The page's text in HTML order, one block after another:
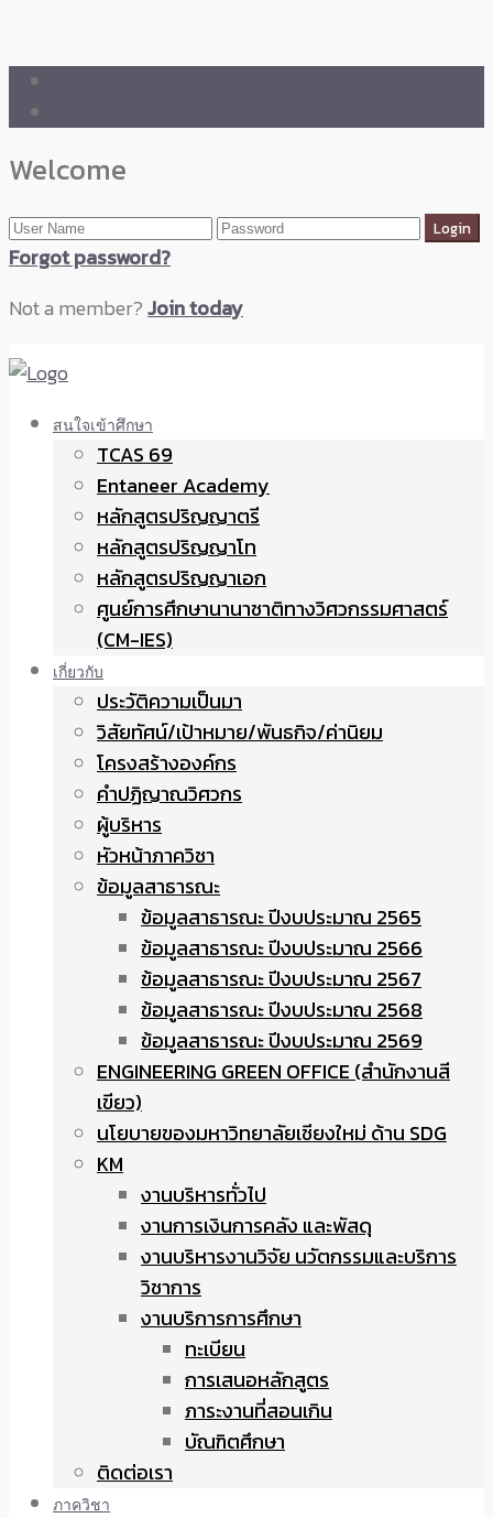
Welcome
Forgot password?
Not a member?Join today
สนใจเข้าศึกษา
TCAS 69
Entaneer Academy
หลักสูตรปริญญาตรี
หลักสูตรปริญญาโท
หลักสูตรปริญญาเอก
ศูนย์การศึกษานานาชาติทางวิศวกรรมศาสตร์
(CM-IES)
เกี่ยวกับ
ประวัติความเป็นมา
วิสัยทัศน์/เป้าหมาย/พันธกิจ/ค่านิยม
โครงสร้างองค์กร
คำปฏิญาณวิศวกร
ผู้บริหาร
หัวหน้าภาควิชา
ข้อมูลสาธารณะ
ข้อมูลสาธารณะ ปีงบประมาณ 2565
ข้อมูลสาธารณะ ปีงบประมาณ 2566
ข้อมูลสาธารณะ ปีงบประมาณ 2567
ข้อมูลสาธารณะ ปีงบประมาณ 2568
ข้อมูลสาธารณะ ปีงบประมาณ 2569
ENGINEERING GREEN OFFICE (สำนักงานสี
เขียว)
นโยบายของมหาวิทยาลัยเชียงใหม่ ด้าน SDG
KM
งานบริหารทั่วไป
งานการเงินการคลัง และพัสดุ
งานบริหารงานวิจัย นวัตกรรมและบริการ
วิชาการ
งานบริการการศึกษา
ทะเบียน
การเสนอหลักสูตร
ภาระงานที่สอนเกิน
บัณฑิตศึกษา
ติดต่อเรา
ภาควิชา